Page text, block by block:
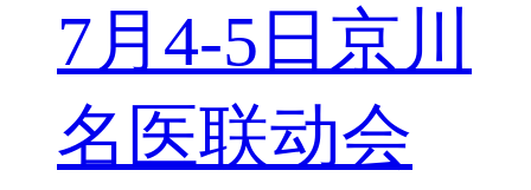
7月4-5日京川
名医联动会